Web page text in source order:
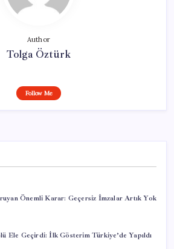
Author
Tolga Öztürk
Follow Me
Önemli Karar: Geçersiz İmzalar Artık Yok
Ele Geçirdi: İlk Gösterim Türkiye’de Yapıldı